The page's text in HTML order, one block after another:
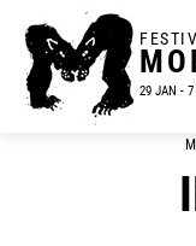
29 JAN - 7